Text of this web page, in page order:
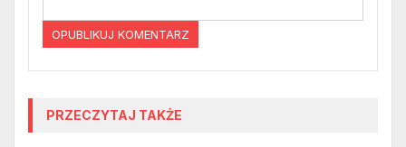
PRZECZYTAJ TAKŻE